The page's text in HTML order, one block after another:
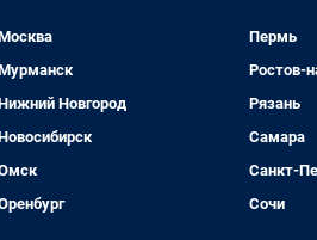
Новгород
Пермь
Ростов-
Рязань
Самара
Санкт-
Сочи